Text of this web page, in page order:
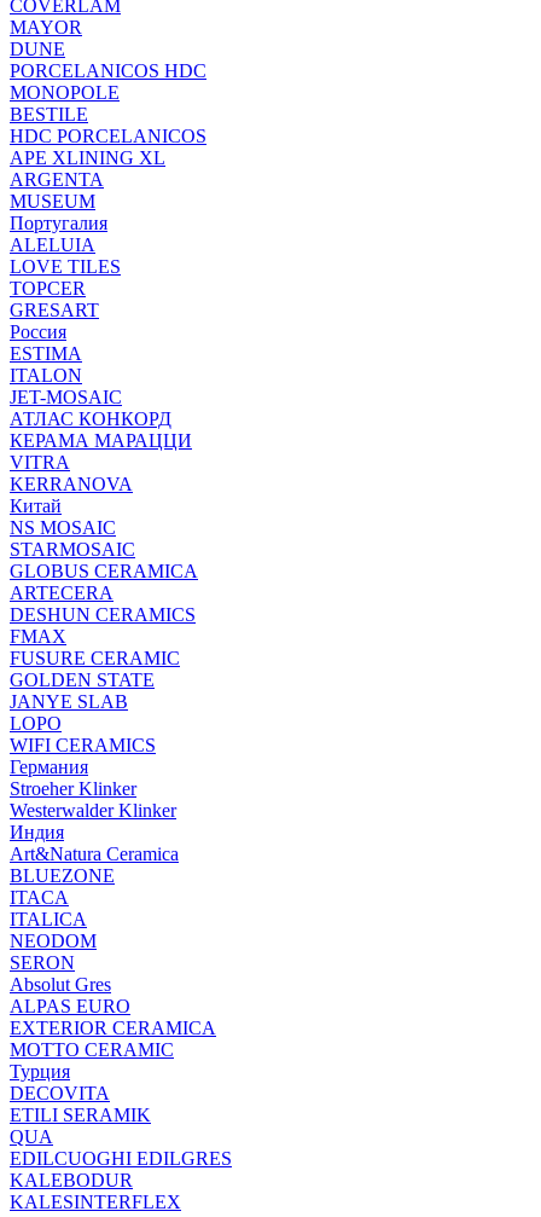
COVERLAM
MAYOR
DUNE
PORCELANICOS HDC
MONOPOLE
BESTILE
HDC PORCELANICOS
APE XLINING XL
ARGENTA
MUSEUM
Португалия
ALELUIA
LOVE TILES
TOPCER
GRESART
Россия
ESTIMA
ITALON
JET-MOSAIC
АТЛАС КОНКОРД
КЕРАМА МАРАЦЦИ
VITRA
KERRANOVA
Китай
NS MOSAIC
STARMOSAIC
GLOBUS CERAMICA
ARTECERA
DESHUN CERAMICS
FMAX
FUSURE CERAMIC
GOLDEN STATE
JANYE SLAB
LOPO
WIFI CERAMICS
Германия
Stroeher Klinker
Westerwalder Klinker
Индия
Art&Natura Ceramica
BLUEZONE
ITACA
ITALICA
NEODOM
SERON
Absolut Gres
ALPAS EURO
EXTERIOR CERAMICA
MOTTO CERAMIC
Турция
DECOVITA
ETILI SERAMIK
QUA
EDILCUOGHI EDILGRES
KALEBODUR
KALESINTERFLEX